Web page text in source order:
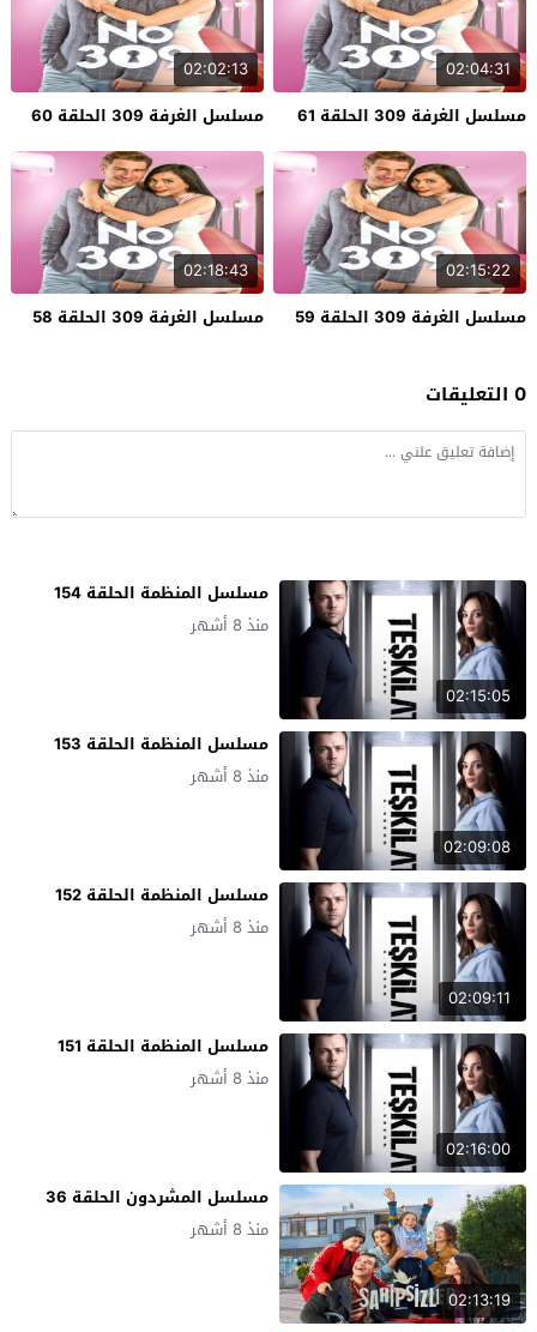
02:04:31
مسلسل الغرفة 309 الحلقة 61
02:02:13
مسلسل الغرفة 309 الحلقة 60
02:15:22
مسلسل الغرفة 309 الحلقة 59
02:18:43
مسلسل الغرفة 309 الحلقة 58
0 التعليقات
02:15:05
مسلسل المنظمة الحلقة 154
منذ 8 أشهر
02:09:08
مسلسل المنظمة الحلقة 153
منذ 8 أشهر
02:09:11
مسلسل المنظمة الحلقة 152
منذ 8 أشهر
02:16:00
مسلسل المنظمة الحلقة 151
منذ 8 أشهر
02:13:19
مسلسل المشردون الحلقة 36
منذ 8 أشهر